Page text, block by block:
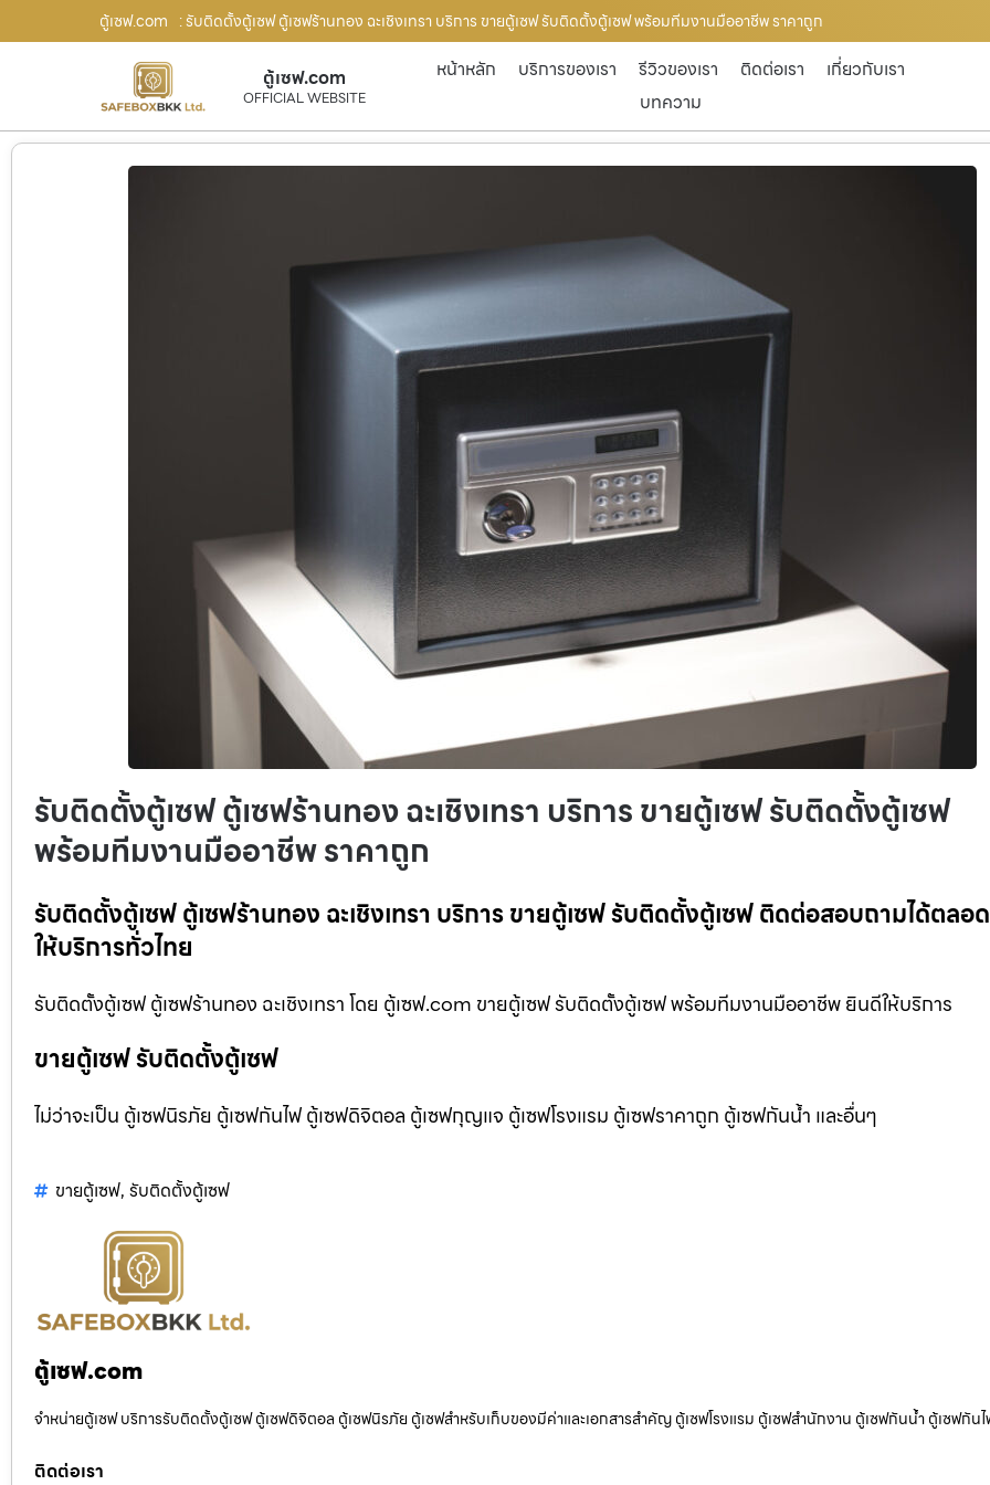
ตู้เซฟ.com : รับติดตั้งตู้เซฟ ตู้เซฟร้านทอง ฉะเชิงเทรา บริการ ขายตู้เซฟ รับติดตั้งตู้เซฟ พร้อมทีมงานมืออาชีพ ราคาถูก
ตู้เซฟ.com
OFFICIAL WEBSITE
หน้าหลัก บริการของเรา รีวิวของเรา ติดต่อเรา
เกี่ยวกับเรา
บทความ
รับติดตั้งตู้เซฟ ตู้เซฟร้านทอง ฉะเชิงเทรา บริการ ขายตู้เซฟ รับติดตั้งตู้เซฟ
พร้อมทีมงานมืออาชีพ ราคาถูก
รับติดตั้งตู้เซฟ ตู้เซฟร้านทอง ฉะเชิงเทรา บริการ ขายตู้เซฟ รับติดตั้งตู้เซฟ ติดต่อสอบถามได้ตลอ
ให้บริการทั่วไทย
รับติดตั้งตู้เซฟ ตู้เซฟร้านทอง ฉะเชิงเทรา โดย ตู้เซฟ.com ขายตู้เซฟ รับติดตั้งตู้เซฟ พร้อมทีมงานมืออาชีพ ยินดีให้บริการ
ขายตู้เซฟ รับติดตั้งตู้เซฟ
ไม่ว่าจะเป็น ตู้เซฟนิรภัย ตู้เซฟกันไฟ ตู้เซฟดิจิตอล ตู้เซฟกุญแจ ตู้เซฟโรงแรม ตู้เซฟราคาถูก ตู้เซฟกันน้ำ และอื่นๆ
ขายตู้เซฟ, รับติดตั้งตู้เซฟ
ตู้เซฟ.com
จำหน่ายตู้เซฟ บริการรับติดตั้งตู้เซฟ ตู้เซฟดิจิตอล ตู้เซฟนิรภัย ตู้เซฟสำหรับเก็บของมีค่าและเอกสารสำคัญ ตู้เซฟโรงแรม ตู้เซฟสำนักงาน ตู้เซฟกันน้ำ ตู้เซฟกัน
ติดต่อเรา